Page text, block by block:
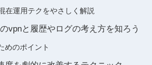
在運用テクをやさしく解説
vpnと履歴やログの考え方を知ろう
めのポイント